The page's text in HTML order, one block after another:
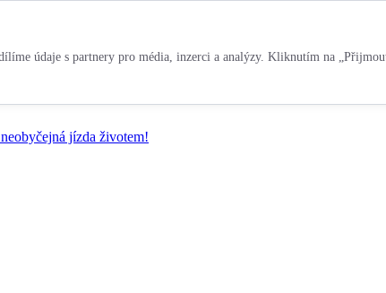
údaje s partnery pro média, inzerci a analýzy. Kliknutím na
jízda životem!